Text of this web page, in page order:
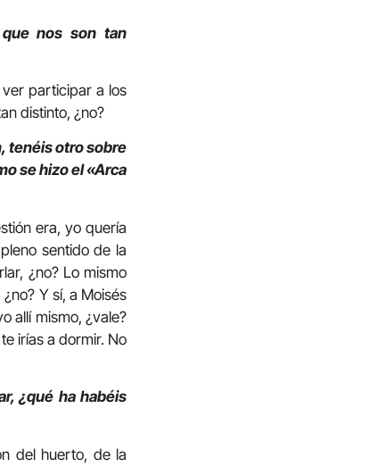
que nos son tan
ver participar a los
distinto, ¿no?
tenéis otro sobre
se hizo el «Arca
era, yo quería
sentido de la
¿no? Lo mismo
Y sí, a Moisés
allí mismo, ¿vale?
irías a dormir. No
¿qué ha habéis
del huerto, de la